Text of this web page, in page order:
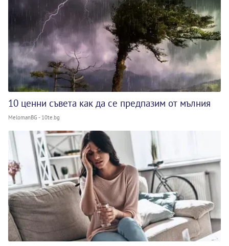
10 ценни съвета как да се предпазим от мълния
MelomanBG - 10te.bg